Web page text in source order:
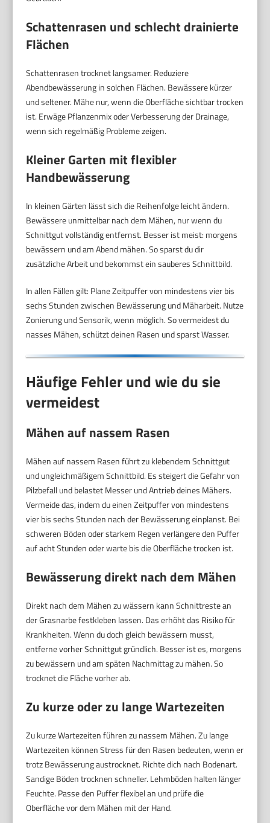
Schattenrasen und schlecht drainierte
Flächen
Schattenrasen trocknet langsamer. Reduziere
Abendbewässerung in solchen Flächen. Bewässere kürzer
und seltener. Mähe nur, wenn die Oberfläche sichtbar trocken
ist. Erwäge Pflanzenmix oder Verbesserung der Drainage,
wenn sich regelmäßig Probleme zeigen.
Kleiner Garten mit flexibler
Handbewässerung
In kleinen Gärten lässt sich die Reihenfolge leicht ändern.
Bewässere unmittelbar nach dem Mähen, nur wenn du
Schnittgut vollständig entfernst. Besser ist meist: morgens
bewässern und am Abend mähen. So sparst du dir
zusätzliche Arbeit und bekommst ein sauberes Schnittbild.
In allen Fällen gilt: Plane Zeitpuffer von mindestens vier bis
sechs Stunden zwischen Bewässerung und Mäharbeit. Nutze
Zonierung und Sensorik, wenn möglich. So vermeidest du
nasses Mähen, schützt deinen Rasen und sparst Wasser.
Häufige Fehler und wie du sie
vermeidest
Mähen auf nassem Rasen
Mähen auf nassem Rasen führt zu klebendem Schnittgut
und ungleichmäßigem Schnittbild. Es steigert die Gefahr von
Pilzbefall und belastet Messer und Antrieb deines Mähers.
Vermeide das, indem du einen Zeitpuffer von mindestens
vier bis sechs Stunden nach der Bewässerung einplanst. Bei
schweren Böden oder starkem Regen verlängere den Puffer
auf acht Stunden oder warte bis die Oberfläche trocken ist.
Bewässerung direkt nach dem Mähen
Direkt nach dem Mähen zu wässern kann Schnittreste an
der Grasnarbe festkleben lassen. Das erhöht das Risiko für
Krankheiten. Wenn du doch gleich bewässern musst,
entferne vorher Schnittgut gründlich. Besser ist es, morgens
zu bewässern und am späten Nachmittag zu mähen. So
trocknet die Fläche vorher ab.
Zu kurze oder zu lange Wartezeiten
Zu kurze Wartezeiten führen zu nassem Mähen. Zu lange
Wartezeiten können Stress für den Rasen bedeuten, wenn er
trotz Bewässerung austrocknet. Richte dich nach Bodenart.
Sandige Böden trocknen schneller. Lehmböden halten länger
Feuchte. Passe den Puffer flexibel an und prüfe die
Oberfläche vor dem Mähen mit der Hand.